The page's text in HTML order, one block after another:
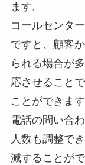
ます。
コールセンタ
ですと、顧客
られる場合が
応させること
ことができます
電話の問い合
人数も調整で
減することがで